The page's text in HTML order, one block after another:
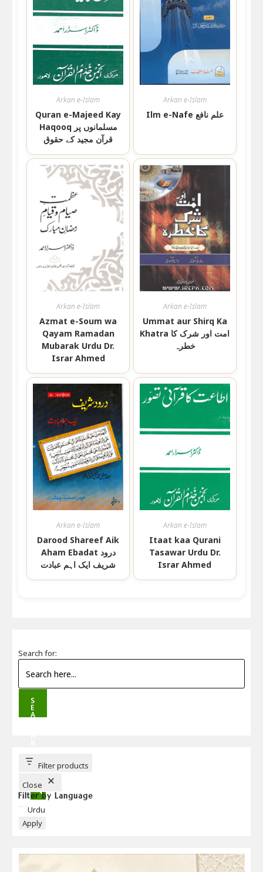
Arkan e-Islam
Quran e-Majeed Kay
Haqooq مسلمانوں پر
قرآن مجید کے حقوق
Arkan e-Islam
Ilm e-Nafe علم نافع
Arkan e-Islam
Azmat e-Soum wa
Qayam Ramadan
Mubarak Urdu Dr.
Israr Ahmed
Arkan e-Islam
Ummat aur Shirq Ka
Khatra امت اور شرک کا
خطرہ
Arkan e-Islam
Darood Shareef Aik
Aham Ebadat درود
شریف ایک اہم عبادت
Arkan e-Islam
Itaat kaa Qurani
Tasawar Urdu Dr.
Israr Ahmed
Search for:
S
E
A
T
T
Filter products
Close
Filter by Language
Language
Urdu
Apply